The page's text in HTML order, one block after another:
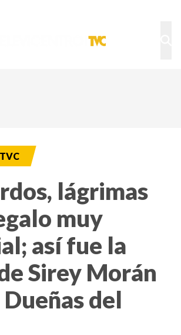
lágrimas
muy
así fue la
Sirey Morán
Dueñas del